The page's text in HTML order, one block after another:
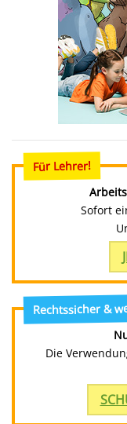
Für Lehrer!
Sofort
Rechtssicher &
Die